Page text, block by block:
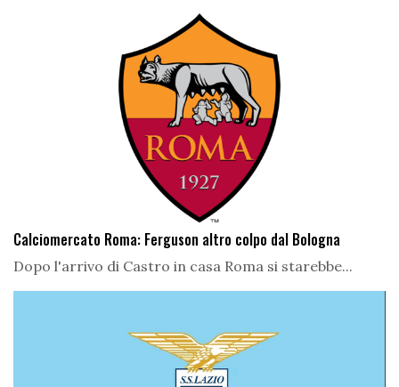
Calciomercato Roma: Ferguson altro colpo dal Bologna
Dopo l'arrivo di Castro in casa Roma si starebbe...